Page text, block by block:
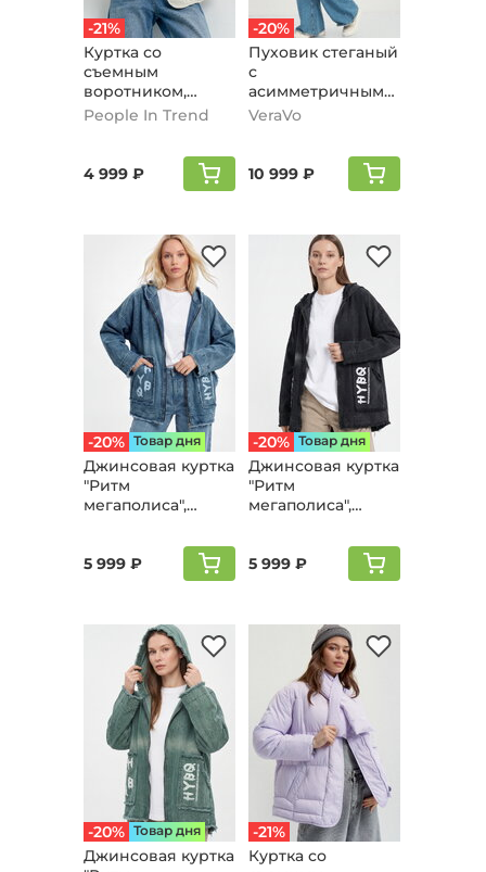
-21%
Куртка со
съемным
воротником,
молочный
People In Trend
4 999 ₽
-20%
Пуховик стеганый
с
асимметричными
карманами,
VeraVo
10 999 ₽
-20% Товар дня
Джинсовая куртка
"Ритм
мегаполиса",
5 999 ₽
-20% Товар дня
Джинсовая куртка
"Ритм
мегаполиса",
5 999 ₽
-20% Товар дня
Джинсовая куртка
-21%
Куртка со